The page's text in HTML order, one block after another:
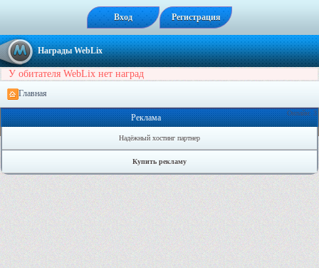
Вход Регистрация
Награды WebLix
У обитателя WebLix нет наград
Главная
Онлайн: 3
Реклама
Надёжный хостинг партнер
Купить рекламу